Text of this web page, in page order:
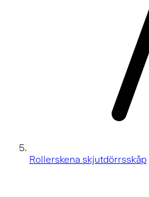
Rollerskena skjutdörrsskåp